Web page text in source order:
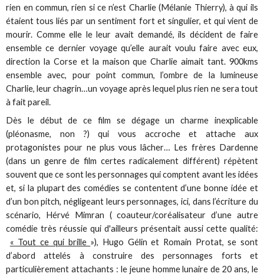
rien en commun, rien si ce n’est Charlie (Mélanie Thierry), à qui ils
étaient tous liés par un sentiment fort et singulier, et qui vient de
mourir. Comme elle le leur avait demandé, ils décident de faire
ensemble ce dernier voyage qu’elle aurait voulu faire avec eux,
direction la Corse et la maison que Charlie aimait tant. 900kms
ensemble avec, pour point commun, l’ombre de la lumineuse
Charlie, leur chagrin…un voyage après lequel plus rien ne sera tout
à fait pareil.
Dès le début de ce film se dégage un charme inexplicable
(pléonasme, non ?) qui vous accroche et attache aux
protagonistes pour ne plus vous lâcher… Les frères Dardenne
(dans un genre de film certes radicalement différent) répètent
souvent que ce sont les personnages qui comptent avant les idées
et, si la plupart des comédies se contentent d’une bonne idée et
d’un bon pitch, négligeant leurs personnages, ici, dans l’écriture du
scénario, Hérvé Mimran ( coauteur/coréalisateur d’une autre
comédie très réussie qui d'ailleurs présentait aussi cette qualité:
« Tout ce qui brille »), Hugo Gélin et Romain Protat, se sont
d’abord attelés à construire des personnages forts et
particulièrement attachants : le jeune homme lunaire de 20 ans, le